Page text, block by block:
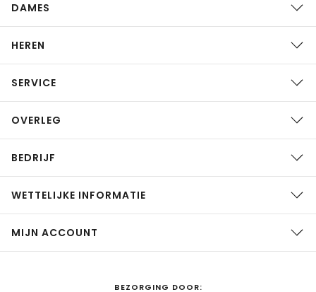
DAMES
HEREN
SERVICE
OVERLEG
BEDRIJF
WETTELIJKE INFORMATIE
MIJN ACCOUNT
BEZORGING DOOR: